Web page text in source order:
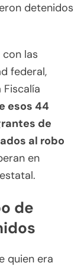
detenidos
las
federal,
esos 44
de
al robo
en
de
quien era